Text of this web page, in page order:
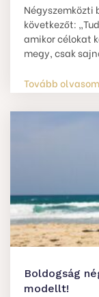
Négyszemközti
következőt:
amikor célokat
megy, csak
Tovább
Boldogság
modellt!